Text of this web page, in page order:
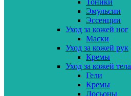
Эмульсии
Эссенции
Уход за кожей ног
Маски
Уход за кожей рук
Кремы
Уход за кожей тела
Гели
Кремы
Лосьоны